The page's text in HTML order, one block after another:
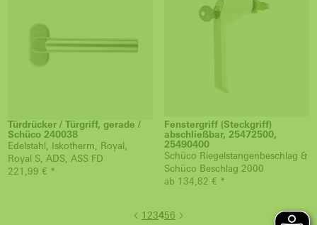
Türdrücker / Türgriff, gerade /
Schüco 240038
Edelstahl, Iskotherm, Royal,
Royal S, ADS, ASS FD
221,99 € *
Fenstergriff (Steckgriff)
abschließbar, 25472500,
25490400
Schüco Riegelstangenbeschlag &
Schüco Beschlag 2000
ab 134,82 € *
1 23456